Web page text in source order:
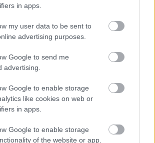
in apps.
my user data to be sent to
advertising purposes.
Google to send me
advertising.
Google to enable storage
like cookies on web or
in apps.
Google to enable storage
of the website or app.
ja kalatalous
järjestöt